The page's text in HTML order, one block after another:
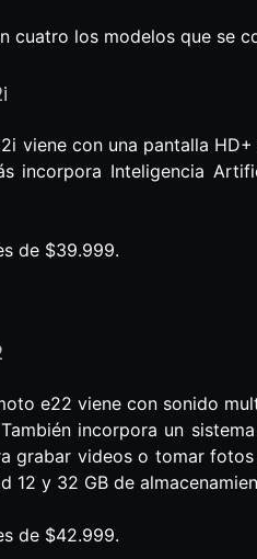
cuatro los modelos que se
viene con una pantalla
incorpora Inteligencia
de $39.999.
e22 viene con sonido
incorpora un
grabar videos o tomar
12 y 32 GB de
de $42.999.